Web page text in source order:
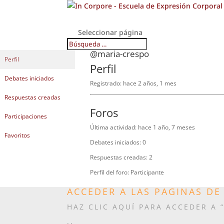
Seleccionar página
Perfil
Debates iniciados
Respuestas creadas
Participaciones
Favoritos
@maria-crespo
Perfil
Registrado: hace 2 años, 1 mes
Foros
Última actividad: hace 1 año, 7 meses
Debates iniciados: 0
Respuestas creadas: 2
Perfil del foro: Participante
ACCEDER A LAS PAGINAS DE
HAZ CLIC AQUÍ PARA ACCEDER A
..